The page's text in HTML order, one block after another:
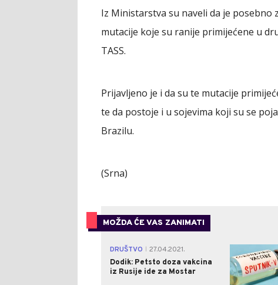
Iz Ministarstva su naveli da je
mutacije koje su ranije primijećene u
TASS.
Prijavljeno je i da su te mutacije
te da postoje i u sojevima koji su se
Brazilu.
(Srna)
MOŽDA ĆE VAS ZANIMATI
DRUŠTVO
27.04.2021.
Dodik: Petsto doza vakcina
iz Rusije ide za Mostar